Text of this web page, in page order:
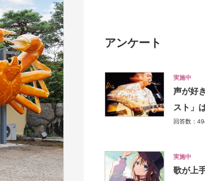
アンケート
実施中
声が好
スト」
回答数：
実施中
歌が上